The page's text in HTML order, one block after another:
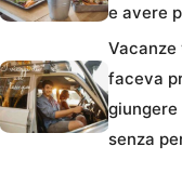
e avere
faceva
senza